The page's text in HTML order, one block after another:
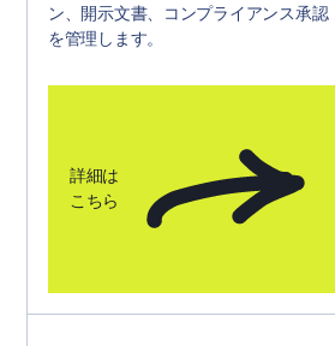
ン、開示文書、コンプライアンス承認
を管理します。
詳細は
こちら